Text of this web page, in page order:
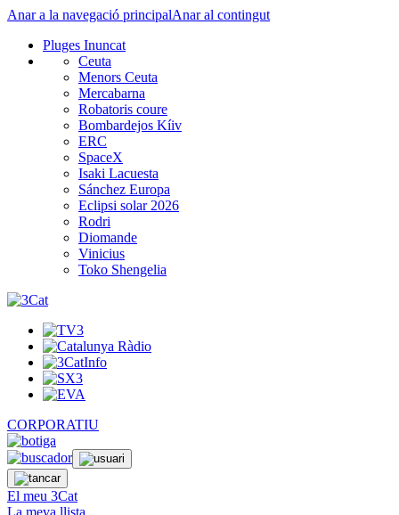
Anar a la navegació principalAnar al contingut
Pluges Inuncat
Ceuta
Menors Ceuta
Mercabarna
Robatoris coure
Bombardejos Kíiv
ERC
SpaceX
Isaki Lacuesta
Sánchez Europa
Eclipsi solar 2026
Rodri
Diomande
Vinicius
Toko Shengelia
CORPORATIU
El meu 3Cat
La meva llista